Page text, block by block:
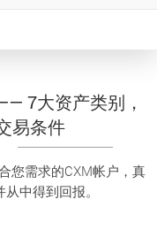
7大资产类别，
易条件
您需求的CXM帐户，真
中得到回报。